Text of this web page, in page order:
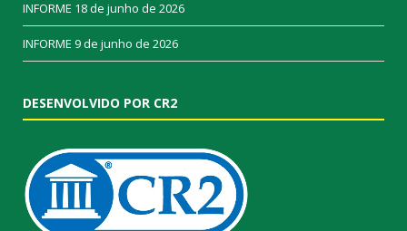
INFORME 18 de junho de 2026
INFORME 9 de junho de 2026
DESENVOLVIDO POR CR2